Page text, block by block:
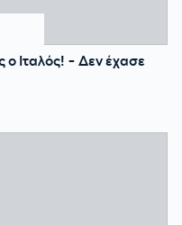
ο Ιταλός! - Δεν έχασε